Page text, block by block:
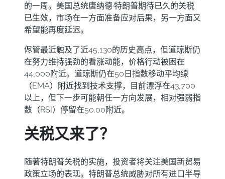
的一周。美国总统唐纳德·特朗普期待已久的关税
已生效，市场在一方面准备应对后果，另一方面又
希望能再度延迟。
侭管最近触及了近45,130的历史高点，但道琼斯仍
在努力维持强劲的看涨动能，价格行动被困在
44,000附近。道琼斯仍在50日指数移动平均缐
（EMA）附近找到技术支撑，目前漂浮在43,700
以上，但下一步可能朝任一方向发展，相对强弱指
数（RSI）停留在50.00附近。
关税又来了？
随著特朗普关税的实施，投资者将关注美国新贸易
政策立场的表现。特朗普总统威胁对所有进口半导